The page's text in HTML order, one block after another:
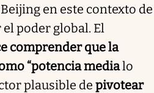
en este contexto de
poder global. El
comprender que la
“potencia medialo
plausible de pivotear